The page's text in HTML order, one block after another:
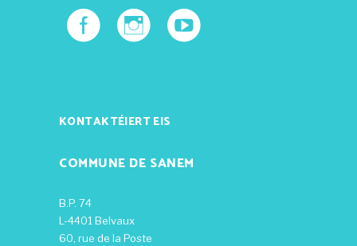
KONTAKTÉIERT EIS
COMMUNE DE SANEM
B.P. 74
L-4401 Belvaux
60, rue de la Poste